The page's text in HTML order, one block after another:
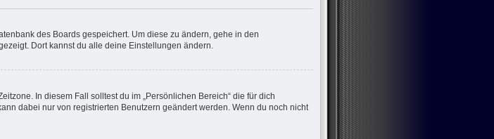
des Boards gespeichert. Um diese zu ändern, gehe in den
Dort kannst du alle deine Einstellungen ändern.
In diesem Fall solltest du im „Persönlichen Bereich“ die für dich
dabei nur von registrierten Benutzern geändert werden. Wenn du noch nicht